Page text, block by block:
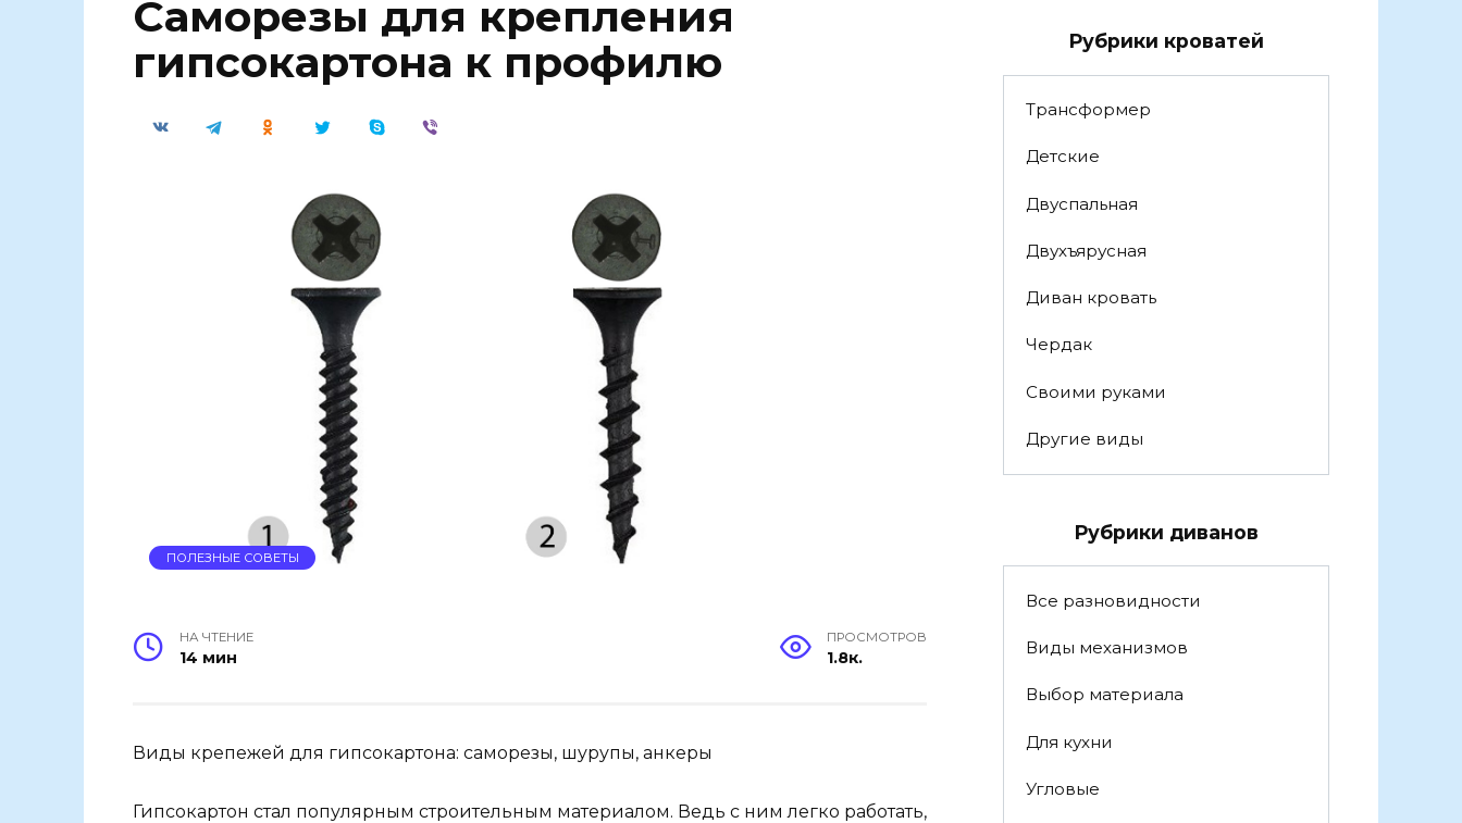
Саморезы для крепления
гипсокартона к профилю
ПОЛЕЗНЫЕ СОВЕТЫ
НА ЧТЕНИЕ
14 мин
ПРОСМОТРОВ
1.8к.
Виды крепежей для гипсокартона: саморезы, шурупы, анкеры
Гипсокартон стал популярным строительным материалом. Ведь с ним легко работать,
Рубрики кроватей
Трансформер
Детские
Двуспальная
Двухъярусная
Диван кровать
Чердак
Своими руками
Другие виды
Рубрики диванов
Все разновидности
Виды механизмов
Выбор материала
Для кухни
Угловые